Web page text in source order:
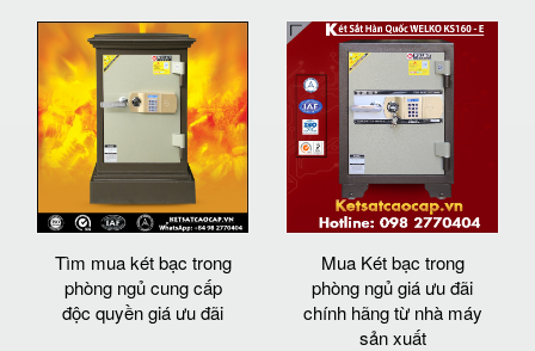
Tìm mua két bạc trong
phòng ngủ cung cấp
độc quyền giá ưu đãi
Mua Két bạc trong
phòng ngủ giá ưu đãi
chính hãng từ nhà máy
sản xuất